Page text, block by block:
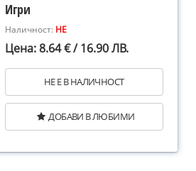
Игри
Наличност: НЕ
Цена: 8.64 € / 16.90 ЛВ.
НЕ Е В НАЛИЧНОСТ
ДОБАВИ В ЛЮБИМИ